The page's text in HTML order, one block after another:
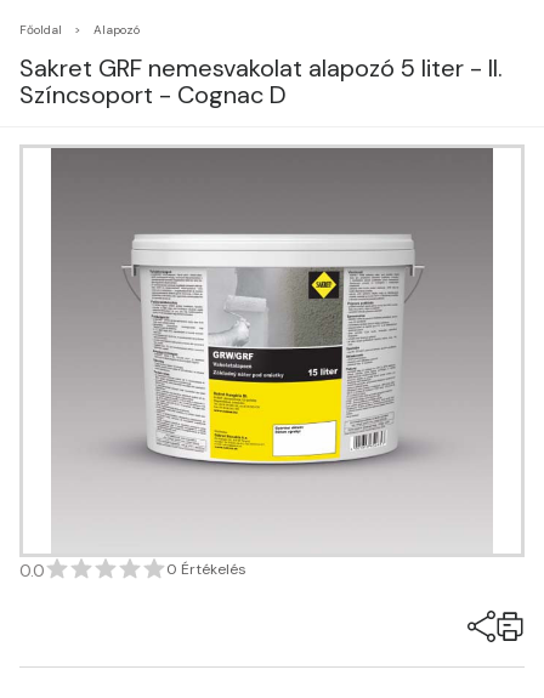
Főoldal Alapozó
Sakret GRF nemesvakolat alapozó 5 liter - II.
Színcsoport - Cognac D
0.0 0 Értékelés